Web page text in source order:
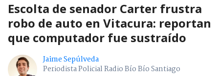
Escolta de senador Carter frustra
robo de auto en Vitacura: reportan
que computador fue sustraído
Jaime Sepúlveda
Periodista Policial Radio Bío Bío Santiago